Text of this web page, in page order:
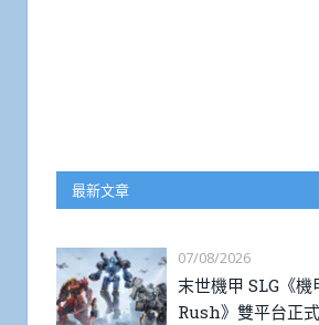
最新文章
07/08/2026
末世機甲 SLG《
Rush》雙平台正